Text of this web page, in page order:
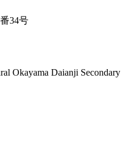
34号
Okayama Daianji Secondary